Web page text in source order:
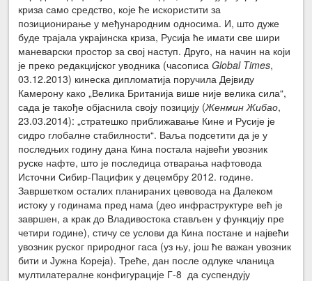
криза само средство, које ће искористити за
позиционирање у међународним односима. И, што дуже
буде трајала украјинска криза, Русија ће имати све шири
маневарски простор за свој наступ. Друго, на начин на који
је преко редакцијског уводника (часописаGlobal Times,
03.12.2013) кинеска дипломатија поручила Дејвиду
Камерону како „Велика Британија више није велика сила“,
сада је такође објаснила своју позицију (Женмин Жибао,
23.03.2014): „стратешко приближавање Кине и Русије је
сидро глобалне стабилности“. Ваља подсетити да је у
последњих годину дана Кина постала највећи увозник
руске нафте, што је последица отварања нафтовода
Источни Сибир-Пацифик у децембру 2012. године.
Завршетком осталих планираних цевовода на Далеком
истоку у годинама пред нама (део инфраструктуре већ је
завршен, а крак до Владивостока стављен у функцију пре
четири године), стичу се услови да Кина постане и највећи
увозник руског природног гаса (уз њу, још ће важан увозник
бити и Јужна Кореја). Треће, дан после одлуке чланица
мултилатералне конфигурације Г-8 да суспендују